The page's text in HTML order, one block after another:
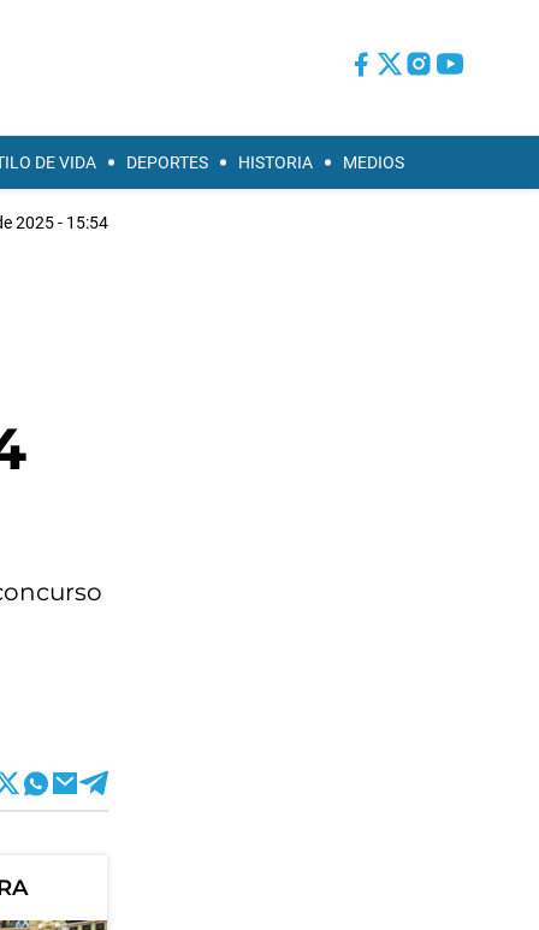
DE VIDA DEPORTES HISTORIA MEDIOS
2025 - 15:54